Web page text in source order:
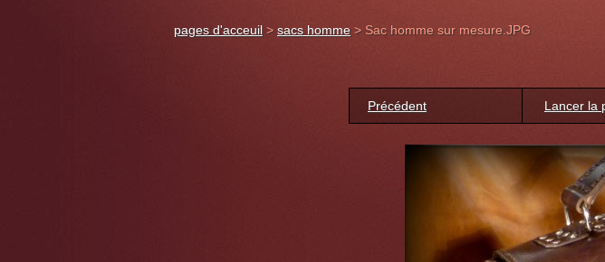
pages d'acceuil >sacs homme > Sac homme sur mesure.JPG
Précédent Lancer la